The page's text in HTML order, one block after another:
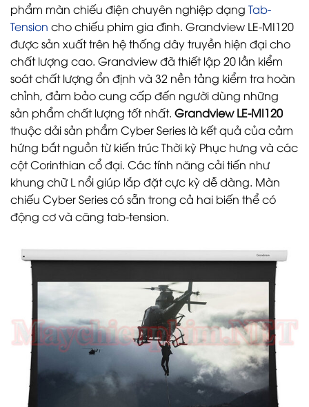
phẩm màn chiếu điện chuyên nghiệp dạng Tab-
Tension cho chiếu phim gia đình. Grandview LE-MI120
được sản xuất trên hệ thống dây truyền hiện đại cho
chất lượng cao. Grandview đã thiết lập 20 lần kiểm
soát chất lượng ổn định và 32 nền tảng kiểm tra hoàn
chỉnh, đảm bảo cung cấp đến người dùng những
sản phẩm chất lượng tốt nhất. Grandview LE-MI120
thuộc dải sản phẩm Cyber Series là kết quả của cảm
hứng bắt nguồn từ kiến trúc Thời kỳ Phục hưng và các
cột Corinthian cổ đại. Các tính năng cải tiến như
khung chữ L nổi giúp lắp đặt cực kỳ dễ dàng. Màn
chiếu Cyber Series có sẵn trong cả hai biến thể có
động cơ và căng tab-tension.